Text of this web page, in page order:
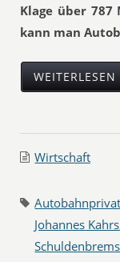
Klage über 787
kann man
WEITERLESEN
Wirtschaft
Johannes Kahrs